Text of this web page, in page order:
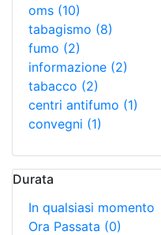
oms (10)
tabagismo (8)
fumo (2)
informazione (2)
tabacco (2)
centri antifumo (1)
convegni (1)
Durata
In qualsiasi momento
Ora Passata (0)